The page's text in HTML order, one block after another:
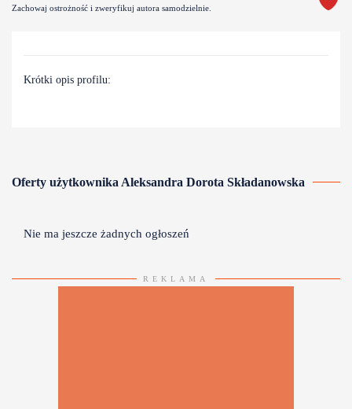
Zachowaj ostrożność i zweryfikuj autora samodzielnie.
Krótki opis profilu:
Oferty użytkownika Aleksandra Dorota Składanowska
Nie ma jeszcze żadnych ogłoszeń
REKLAMA